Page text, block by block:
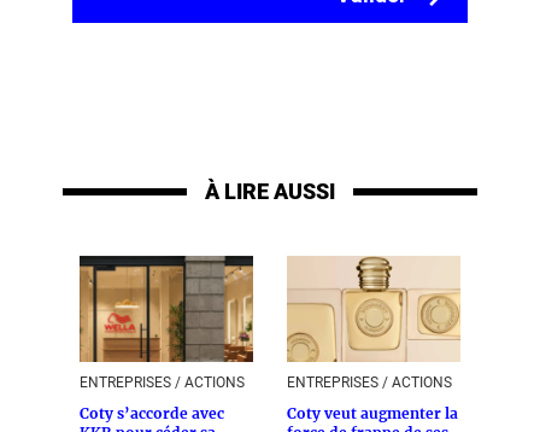
À LIRE AUSSI
ENTREPRISES / ACTIONS
Coty s’accorde avec
ENTREPRISES / ACTIONS
Coty veut augmenter la